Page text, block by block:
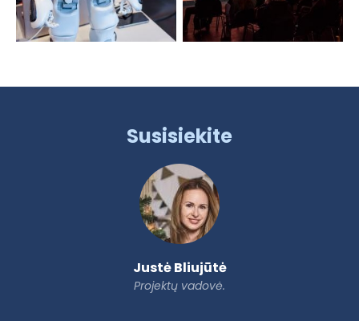
Susisiekite
Justė Bliujūtė
Projektų vadovė.